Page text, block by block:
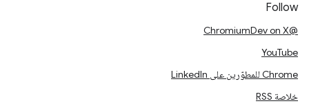
Follow
@ChromiumDev on X
YouTube
Chrome للمطوّرين على LinkedIn
خلاصة RSS